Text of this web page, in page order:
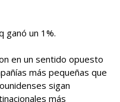
ganó un 1%.
en un sentido opuesto
más pequeñas que
sigan
más